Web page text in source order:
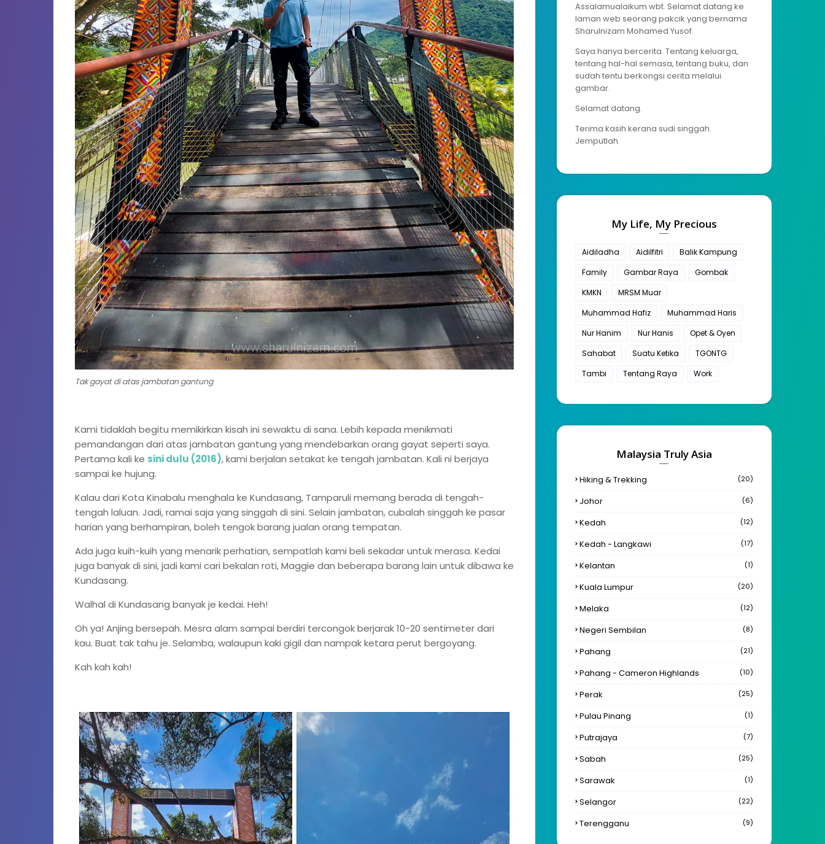
Tak gayat di atas jambatan gantung
Kami tidaklah begitu memikirkan kisah ini sewaktu di sana. Lebih kepada menikmati
pemandangan dari atas jambatan gantung yang mendebarkan orang gayat seperti saya.
Pertama kali ke sini dulu (2016), kami berjalan setakat ke tengah jambatan. Kali ni berjaya
sampai ke hujung.
Kalau dari Kota Kinabalu menghala ke Kundasang, Tamparuli memang berada di tengah-
tengah laluan. Jadi, ramai saja yang singgah di sini. Selain jambatan, cubalah singgah ke pasar
harian yang berhampiran, boleh tengok barang jualan orang tempatan.
Ada juga kuih-kuih yang menarik perhatian, sempatlah kami beli sekadar untuk merasa. Kedai
juga banyak di sini, jadi kami cari bekalan roti, Maggie dan beberapa barang lain untuk dibawa ke
Kundasang.
Walhal di Kundasang banyak je kedai. Heh!
Oh ya! Anjing bersepah. Mesra alam sampai berdiri tercongok berjarak 10-20 sentimeter dari
kau. Buat tak tahu je. Selamba, walaupun kaki gigil dan nampak ketara perut bergoyang.
Kah kah kah!
Assalamualaikum wbt. Selamat datang ke
laman web seorang pakcik yang bernama
Sharulnizam Mohamed Yusof.
Saya hanya bercerita. Tentang keluarga,
tentang hal-hal semasa, tentang buku, dan
sudah tentu berkongsi cerita melalui
gambar.
Selamat datang.
Terima kasih kerana sudi singgah.
Jemputlah.
My Life, My Precious
Aidiladha Aidilfitri
Balik Kampung
Family
Gambar Raya
Gombak
KMKN
MRSM Muar
Muhammad Hafiz
Muhammad Haris
Nur Hanim
Nur Hanis
Opet & Oyen
Sahabat
Suatu Ketika
TGONTG
Tambi
Tentang Raya Work
Malaysia Truly Asia
Hiking & Trekking (20)
Johor (6)
Kedah (12)
Kedah - Langkawi (17)
Kelantan (1)
Kuala Lumpur (20)
Melaka (12)
Negeri Sembilan (8)
Pahang (21)
Pahang - Cameron Highlands (10)
Perak (25)
Pulau Pinang (1)
Putrajaya (7)
Sabah (25)
Sarawak (1)
Selangor (22)
Terengganu (9)